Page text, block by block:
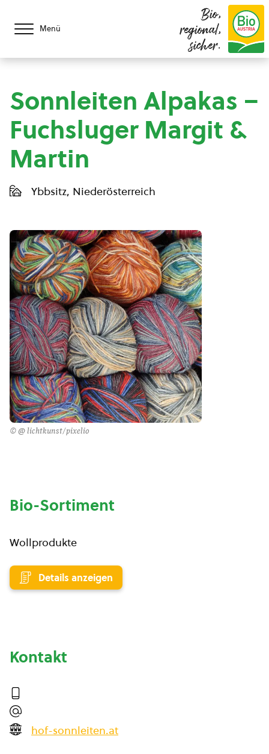
Menü
Bio,
regional,
sicher.
Sonnleiten Alpakas –
Fuchsluger Margit &
Martin
Ybbsitz, Niederösterreich
© @ lichtkunst/pixelio
Bio-Sortiment
Wollprodukte
Details anzeigen
Kontakt
hof-sonnleiten.at